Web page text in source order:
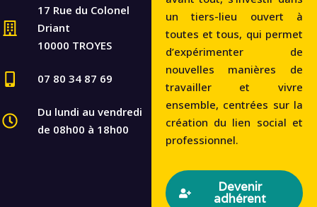
17 Rue du Colonel
Driant
10000 TROYES
07 80 34 87 69
Du lundi au vendredi
de 08h00 à 18h00
un tiers-lieu ouvert à
toutes et tous, qui permet
d’expérimenter de
nouvelles manières de
travailler et vivre
ensemble, centrées sur la
création du lien social et
professionnel.
Devenir
adhérent